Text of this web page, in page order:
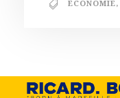
ECONOMIE,